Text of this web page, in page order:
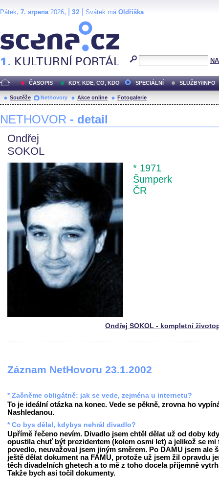
Pátek, 7. srpena2026, | 32 Svátek má Oldřiška
ČASOPIS KDY, KDE, CO, KDO SPECIÁLNÍ SLUŽBY/INFO
Soutěže Nethovory Akce online Fotogalerie
NETHOVOR - detail
Ondřej
SOKOL
* 1971
Šumperk
ČR
Ondřej SOKOL - kompletní
Záznam NetHovoru 23.1.2002
* Začněme obligátně: jak se vede, zejména u internetu?
To je ideální otázka na konec. Vede se pěkně, zrovna ho
Nashledanou.
* Co bys dělal, kdybys nehrál divadlo?
Upřímě řečeno nevím. Divadlo jsem chtěl dělat už od doby
opustila chuť být prezidentem (kolem osmi let) a jelikož se mi
povedlo, neuvažoval jsem jiným směrem. Po DAMU jsem ale
ještě dělat dokument na FAMU, protože už jsem žil opravdu
těch divadelních ghetech a to mě z toho docela příjemně
Takže bych asi točil dokumenty.